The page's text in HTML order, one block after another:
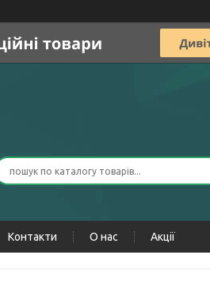
Контакти О нас Акції